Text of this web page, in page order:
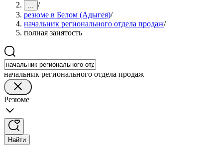
... /
резюме в Белом (Адыгея)/
начальник регионального отдела продаж/
полная занятость
начальник регионального отдела продаж
Резюме
Найти